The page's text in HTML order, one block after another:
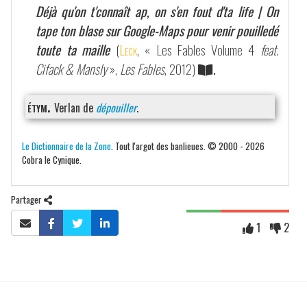
Déjà qu'on t'connaît ap, on s'en fout d'ta life | On
tape ton blase sur Google-Maps pour venir pouilledé
toute ta maille (Leck, « Les Fables Volume 4 feat.
Cifack & Mansly», Les Fables, 2012)
.
étym. Verlan de dépouiller.
Le Dictionnaire de la Zone . Tout l'argot des banlieues. © 2000 - 2026
Cobra le Cynique.
Partager
1 2